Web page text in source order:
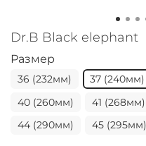
Dr.B Black elephant
Размер
36 (232мм) 37 (240мм)
40 (260мм)
41 (268мм)
44 (290мм)
45 (295мм)